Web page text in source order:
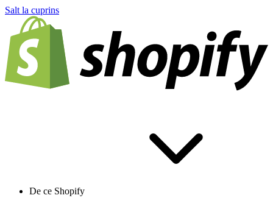
Salt la cuprins
De ce Shopify